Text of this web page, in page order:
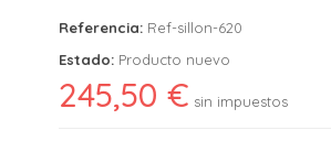
Referencia: Ref-sillon-620
Estado: Producto nuevo
245,50 € sin impuestos